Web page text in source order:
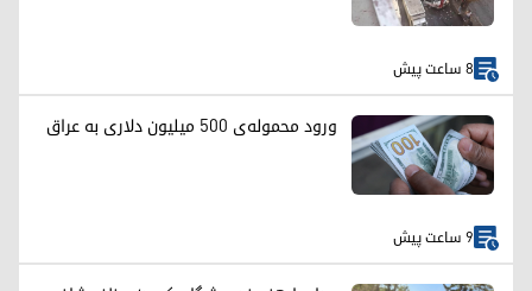
8 ساعت پیش
ورود محموله‌ی ۵۰۰ میلیون دلاری به عراق
9 ساعت پیش